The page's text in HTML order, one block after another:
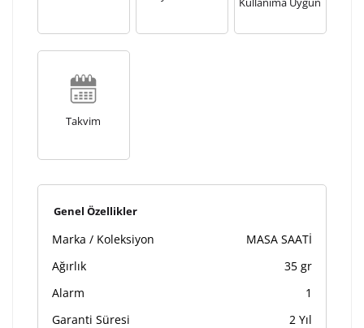
Kişiselleştirilmiş ürünlerin teslim süresi gravür işleme
ürünlerde
Takvim
Genel Özellikler
Marka / Koleksiyon
MASA SAATİ
Ağırlık
35 gr
Alarm
1
Garanti Süresi
2 Yıl